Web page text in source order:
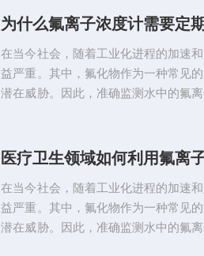
为什么氟离子浓度计需要定
在当今社会，随着工业化进程的加速
益严重。其中，氟化物作为一种常见
潜在威胁。因此，准确监测水中的氟
仪器，它基于离子选择性电极的原理
离子的活度成正比。通过测量这个电...
医疗卫生领域如何利用氟离
在当今社会，随着工业化进程的加速
益严重。其中，氟化物作为一种常见
潜在威胁。因此，准确监测水中的氟